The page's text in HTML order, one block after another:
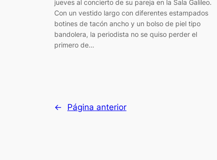
jueves al concierto de su pareja en la Sala Galileo.
Con un vestido largo con diferentes estampados
botines de tacón ancho y un bolso de piel tipo
bandolera, la periodista no se quiso perder el
primero de…
← Página anterior